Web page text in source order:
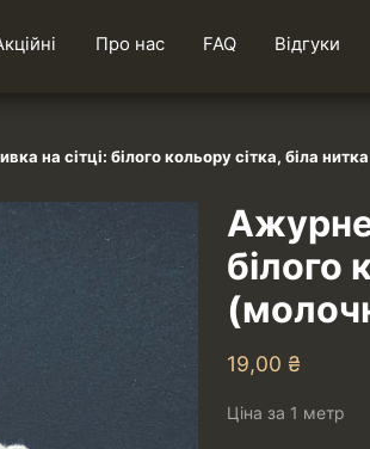
Про нас FAQ Відгуки
на сітці: білого кольору сітка, біла
білого
19,00 ₴
Ціна за 1 метр